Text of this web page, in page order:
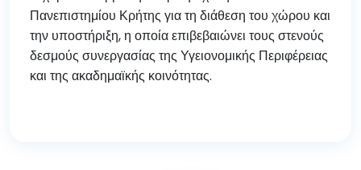
Πανεπιστημίου Κρήτης για τη διάθεση του χώρου και
την υποστήριξη, η οποία επιβεβαιώνει τους στενούς
δεσμούς συνεργασίας της Υγειονομικής Περιφέρειας
και της ακαδημαϊκής κοινότητας.